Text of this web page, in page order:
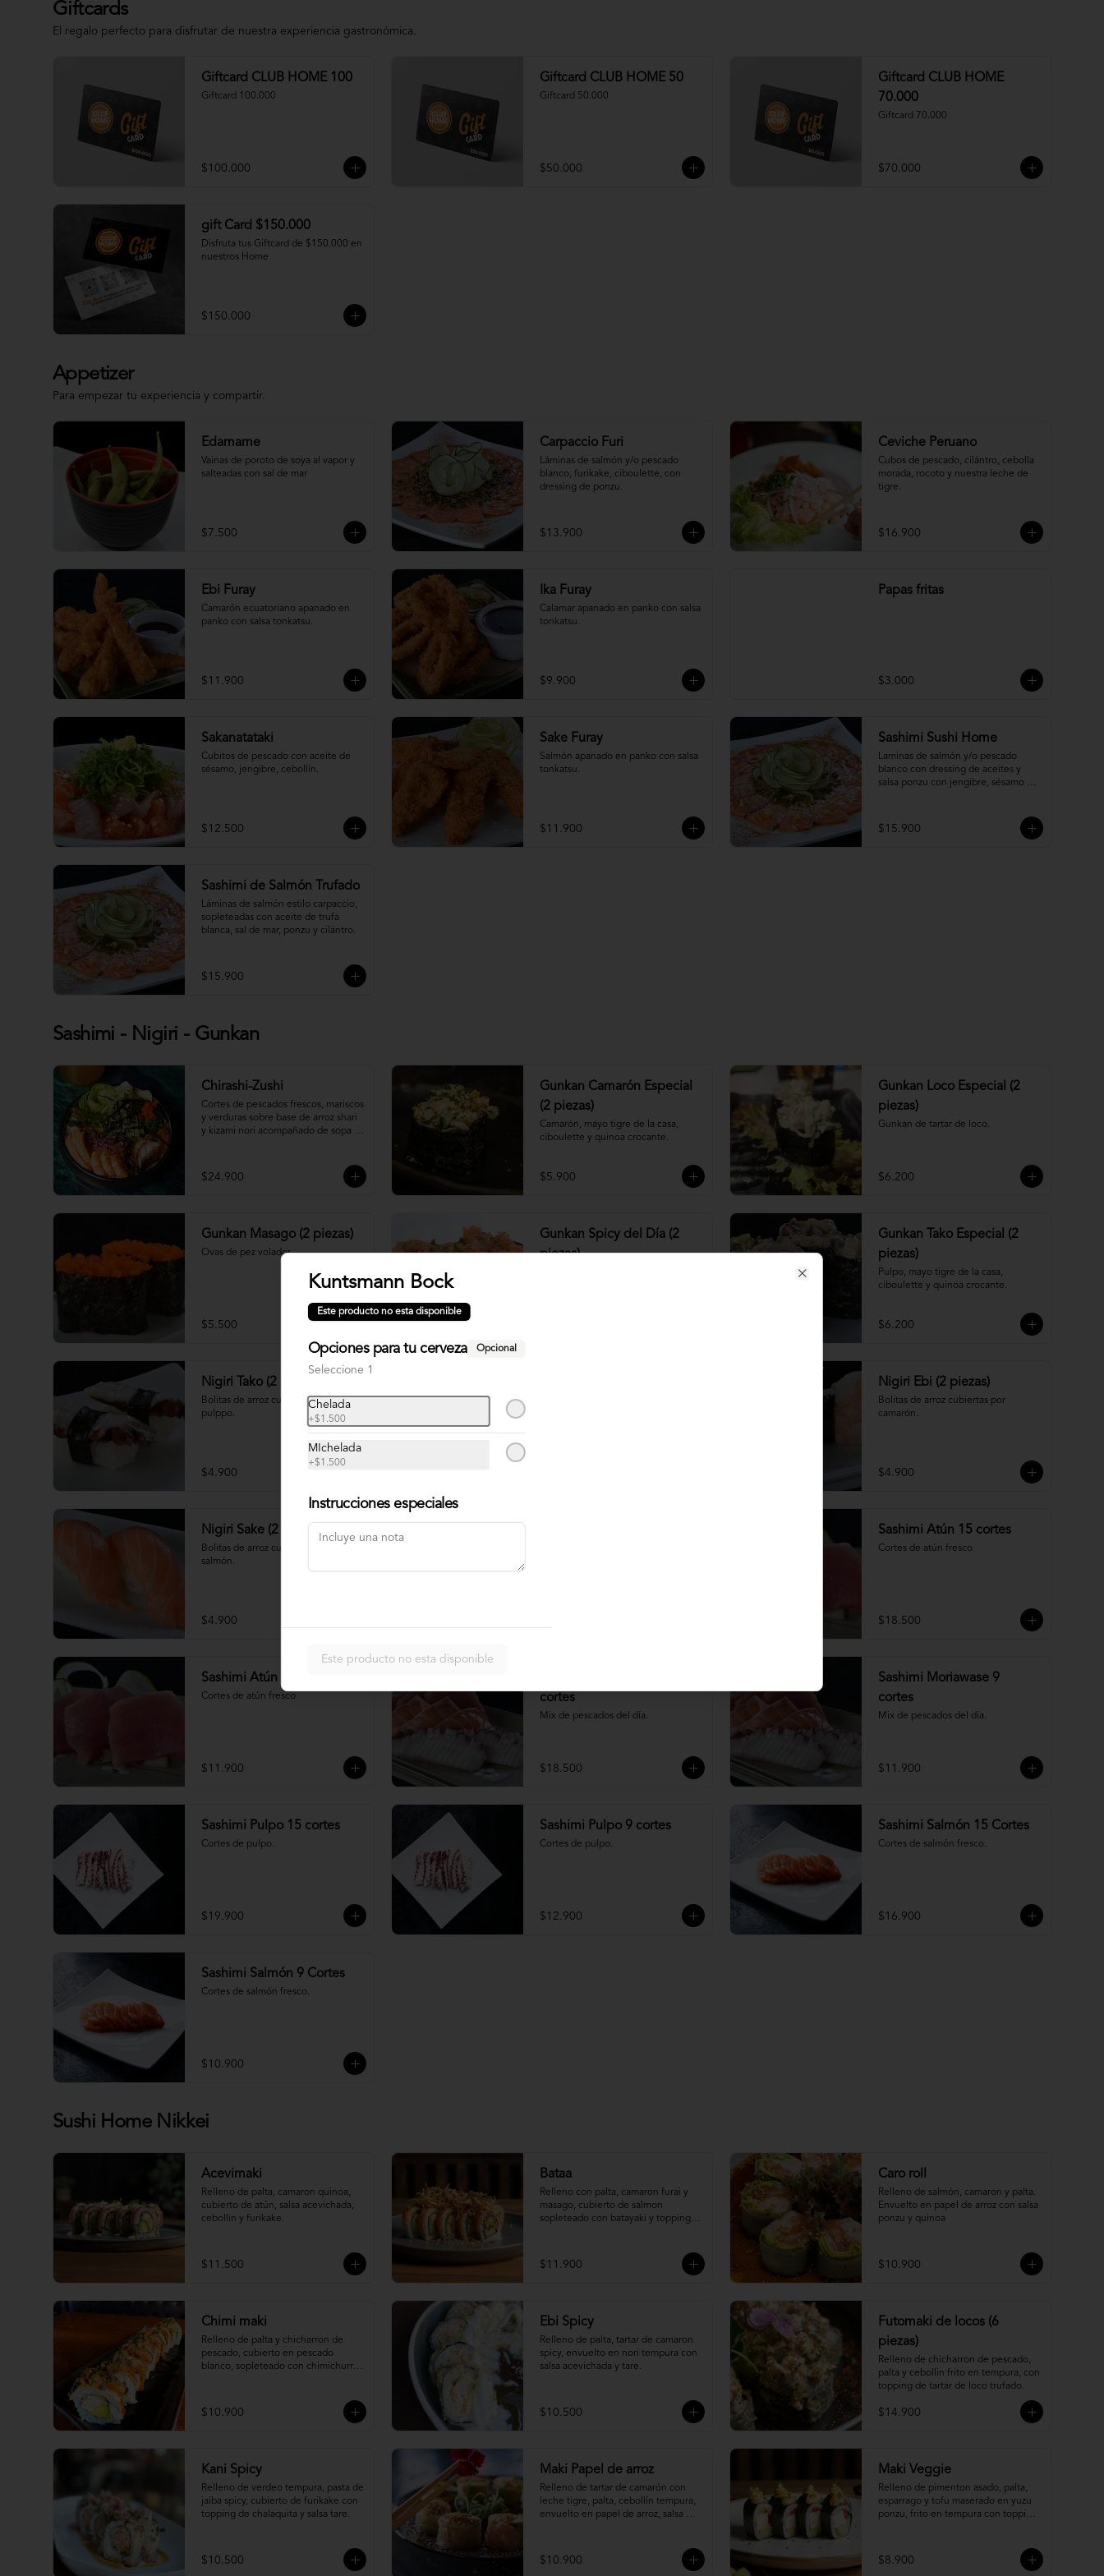
Giftcards
El regalo perfecto para disfrutar de nuestra experiencia gastronómica.
Giftcard CLUB HOME 100
Giftcard 100.000
$100.000
Giftcard CLUB HOME 50
Giftcard 50.000
$50.000
Giftcard CLUB HOME
70.000
Giftcard 70.000
$70.000
gift Card $150.000
Disfruta tus Giftcard de $150.000 en
nuestros Home
$150.000
Appetizer
Para empezar tu experiencia y compartir.
Edamame
Vainas de poroto de soya al vapor y
salteadas con sal de mar
$7.500
Carpaccio Furi
Láminas de salmón y/o pescado
blanco, furikake, ciboulette, con
dressing de ponzu.
$13.900
Ceviche Peruano
Cubos de pescado, cilántro, cebolla
morada, rocoto y nuestra leche de
tigre.
$16.900
Ebi Furay
Camarón ecuatoriano apanado en
panko con salsa tonkatsu.
$11.900
Ika Furay
Calamar apanado en panko con salsa
tonkatsu.
$9.900
Papas fritas
$3.000
Sakanatataki
Cubitos de pescado con aceite de
sésamo, jengibre, cebollín.
$12.500
Sake Furay
Salmón apanado en panko con salsa
tonkatsu.
$11.900
Sashimi Sushi Home
Laminas de salmón y/o pescado
blanco con dressing de aceites y
salsa ponzu con jengibre, sésamo y
$15.900
Sashimi de Salmón Trufado
Láminas de salmón estilo carpaccio,
sopleteadas con aceite de trufa
blanca, sal de mar, ponzu y cilántro.
$15.900
Sashimi - Nigiri - Gunkan
Chirashi-Zushi
Cortes de pescados frescos, mariscos
y verduras sobre base de arroz shari
y kizami nori acompañado de sopa
$24.900
Gunkan Camarón Especial
(2 piezas)
Camarón, mayo tigre de la casa,
ciboulette y quinoa crocante.
$5.900
Gunkan Loco Especial (2
piezas)
Gunkan de tartar de loco.
$6.200
Gunkan Masago (2 piezas)
Ovas de pez volador.
$5.500
Gunkan Spicy del Día (2
piezas)
Gunkan Tako Especial (2
piezas)
Pulpo, mayo tigre de la casa,
ciboulette y quinoa crocante.
$6.200
Nigiri Tako (2 piezas)
Bolitas de arroz cubiertas por
pulppo.
$4.900
Nigiri Ebi (2 piezas)
Bolitas de arroz cubiertas por
camarón.
$4.900
Nigiri Sake (2 piezas)
Bolitas de arroz cubiertas por
salmón.
$4.900
Sashimi Atún 15 cortes
Cortes de atún fresco
$18.500
Sashimi Atún 9 cortes
Cortes de atún fresco
$11.900
cortes
Mix de pescados del día.
$18.500
Sashimi Moriawase 9
cortes
Mix de pescados del día.
$11.900
Sashimi Pulpo 15 cortes
Cortes de pulpo.
$19.900
Sashimi Pulpo 9 cortes
Cortes de pulpo.
$12.900
Sashimi Salmón 15 Cortes
Cortes de salmón fresco.
$16.900
Sashimi Salmón 9 Cortes
Cortes de salmón fresco.
$10.900
Sushi Home Nikkei
Acevimaki
Relleno de palta, camaron quinoa,
cubierto de atún, salsa acevichada,
cebollin y furikake.
$11.500
Bataa
Relleno con palta, camaron furai y
masago, cubierto de salmon
sopleteado con batayaki y topping
$11.900
Caro roll
Relleno de salmón, camaron y palta.
Envuelto en papel de arroz con salsa
ponzu y quinoa
$10.900
Chimi maki
Relleno de palta y chicharron de
pescado, cubierto en pescado
blanco, sopleteado con chimichurri
$10.900
Ebi Spicy
Relleno de palta, tartar de camaron
spicy, envuelto en nori tempura con
salsa acevichada y tare.
$10.500
Futomaki de locos (6
piezas)
Relleno de chicharron de pescado,
palta y cebollin frito en tempura, con
topping de tartar de loco trufado.
$14.900
Kani Spicy
Relleno de verdeo tempura, pasta de
jaiba spicy, cubierto de furikake con
topping de chalaquita y salsa tare.
$10.500
Maki Papel de arroz
Relleno de tartar de camarón con
leche tigre, palta, cebollín tempura,
envuelto en papel de arroz, salsa
$10.900
Maki Veggie
Relleno de pimenton asado, palta,
esparrago y tofu maserado en yuzu
ponzu, frito en tempura con topping
$8.900
Kuntsmann Bock
Este producto no esta disponible
Opciones para tu cerveza Opcional
Seleccione 1
Chelada
+$1.500
MIchelada
+$1.500
Instrucciones especiales
Este producto no esta disponible